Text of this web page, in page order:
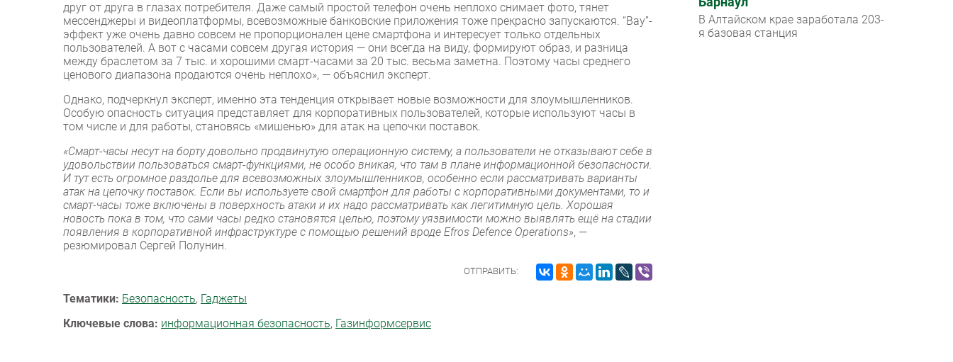
друг от друга в глазах потребителя. Даже самый простой телефон очень неплохо снимает фото, тянет
мессенджеры и видеоплатформы, всевозможные банковские приложения тоже прекрасно запускаются. “Вау”-
эффект уже очень давно совсем не пропорционален цене смартфона и интересует только отдельных
пользователей. А вот с часами совсем другая история — они всегда на виду, формируют образ, и разница
между браслетом за 7 тыс. и хорошими смарт-часами за 20 тыс. весьма заметна. Поэтому часы среднего
ценового диапазона продаются очень неплохо», — объяснил эксперт.
Однако, подчеркнул эксперт, именно эта тенденция открывает новые возможности для злоумышленников.
Особую опасность ситуация представляет для корпоративных пользователей, которые используют часы в
том числе и для работы, становясь «мишенью» для атак на цепочки поставок.
«Смарт-часы несут на борту довольно продвинутую операционную систему, а пользователи не отказывают себе в
удовольствии пользоваться смарт-функциями, не особо вникая, что там в плане информационной безопасности.
И тут есть огромное раздолье для всевозможных злоумышленников, особенно если рассматривать варианты
атак на цепочку поставок. Если вы используете свой смартфон для работы с корпоративными документами, то и
смарт-часы тоже включены в поверхность атаки и их надо рассматривать как легитимную цель. Хорошая
новость пока в том, что сами часы редко становятся целью, поэтому уязвимости можно выявлять ещё на стадии
появления в корпоративной инфраструктуре с помощью решений вроде Efros Defence Operations», —
резюмировал Сергей Полунин.
ОТПРАВИТЬ:
Тематики: Безопасность, Гаджеты
Ключевые слова: информационная безопасность, Газинформсервис
В Алтайском крае заработала 203-
я базовая станция